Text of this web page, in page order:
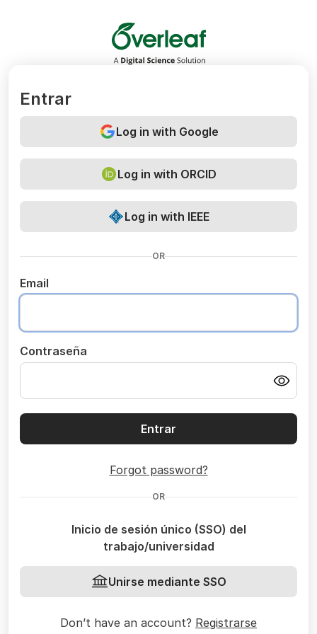
Overleaf
Entrar
Log in with Google
Log in with ORCID
Log in with IEEE
OR
Email
Contraseña
Entrar
Forgot password?
OR
Inicio de sesión único (SSO) del
trabajo/universidad
Unirse mediante SSO
Don’t have an account? Registrarse